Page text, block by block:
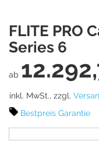
FLITE PRO
Series 6
ab
inkl. MwSt., zzgl.
Bestpreis Garantie
to
the
beginning
the
gallery